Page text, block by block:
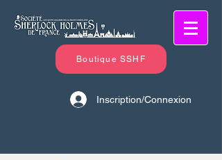
Boutique SSHF
Inscription/Connexion